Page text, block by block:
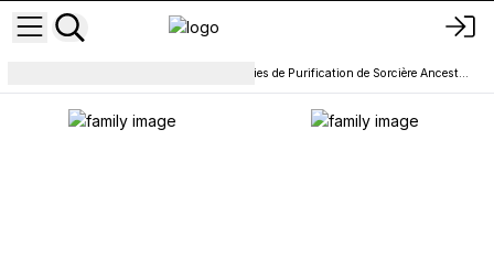
Bougies de Purification de Sorcière Ancestrale